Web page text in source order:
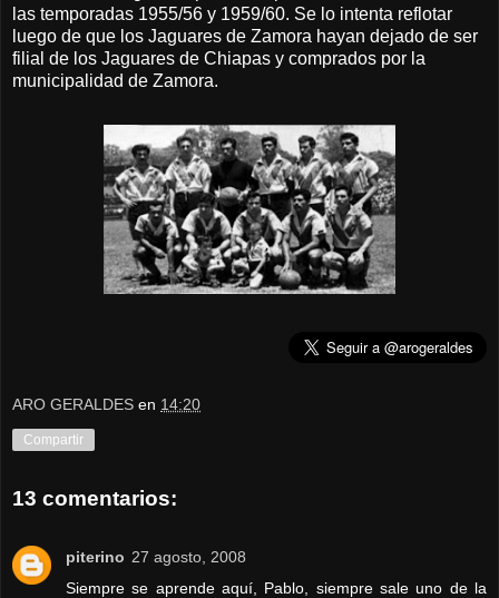
las temporadas 1955/56 y 1959/60. Se lo intenta reflotar
luego de que los Jaguares de Zamora hayan dejado de ser
filial de los Jaguares de Chiapas y comprados por la
municipalidad de Zamora.
ARO GERALDES en 14:20
Compartir
13 comentarios:
piterino 27 agosto, 2008
Siempre se aprende aquí, Pablo, siempre sale uno de la